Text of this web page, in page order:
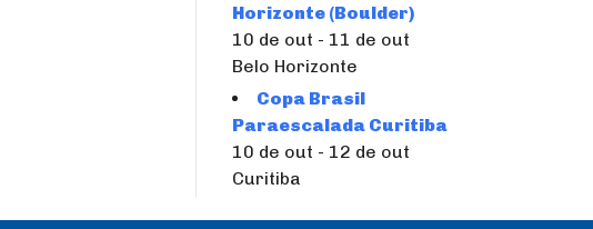
Horizonte (Boulder)
10 de out - 11 de out
Belo Horizonte
Copa Brasil
Paraescalada Curitiba
10 de out - 12 de out
Curitiba